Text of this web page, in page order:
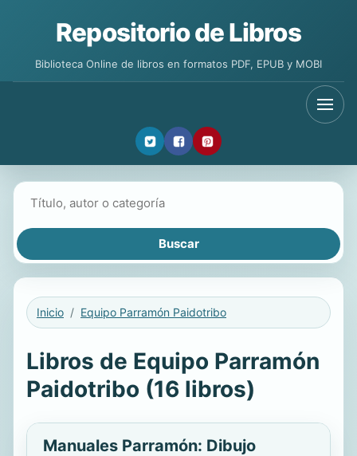
Repositorio de Libros
Biblioteca Online de libros en formatos PDF, EPUB y MOBI
Inicio Equipo Parramón Paidotribo
Libros de Equipo Parramón
Paidotribo (16 libros)
Manuales Parramón: Dibujo